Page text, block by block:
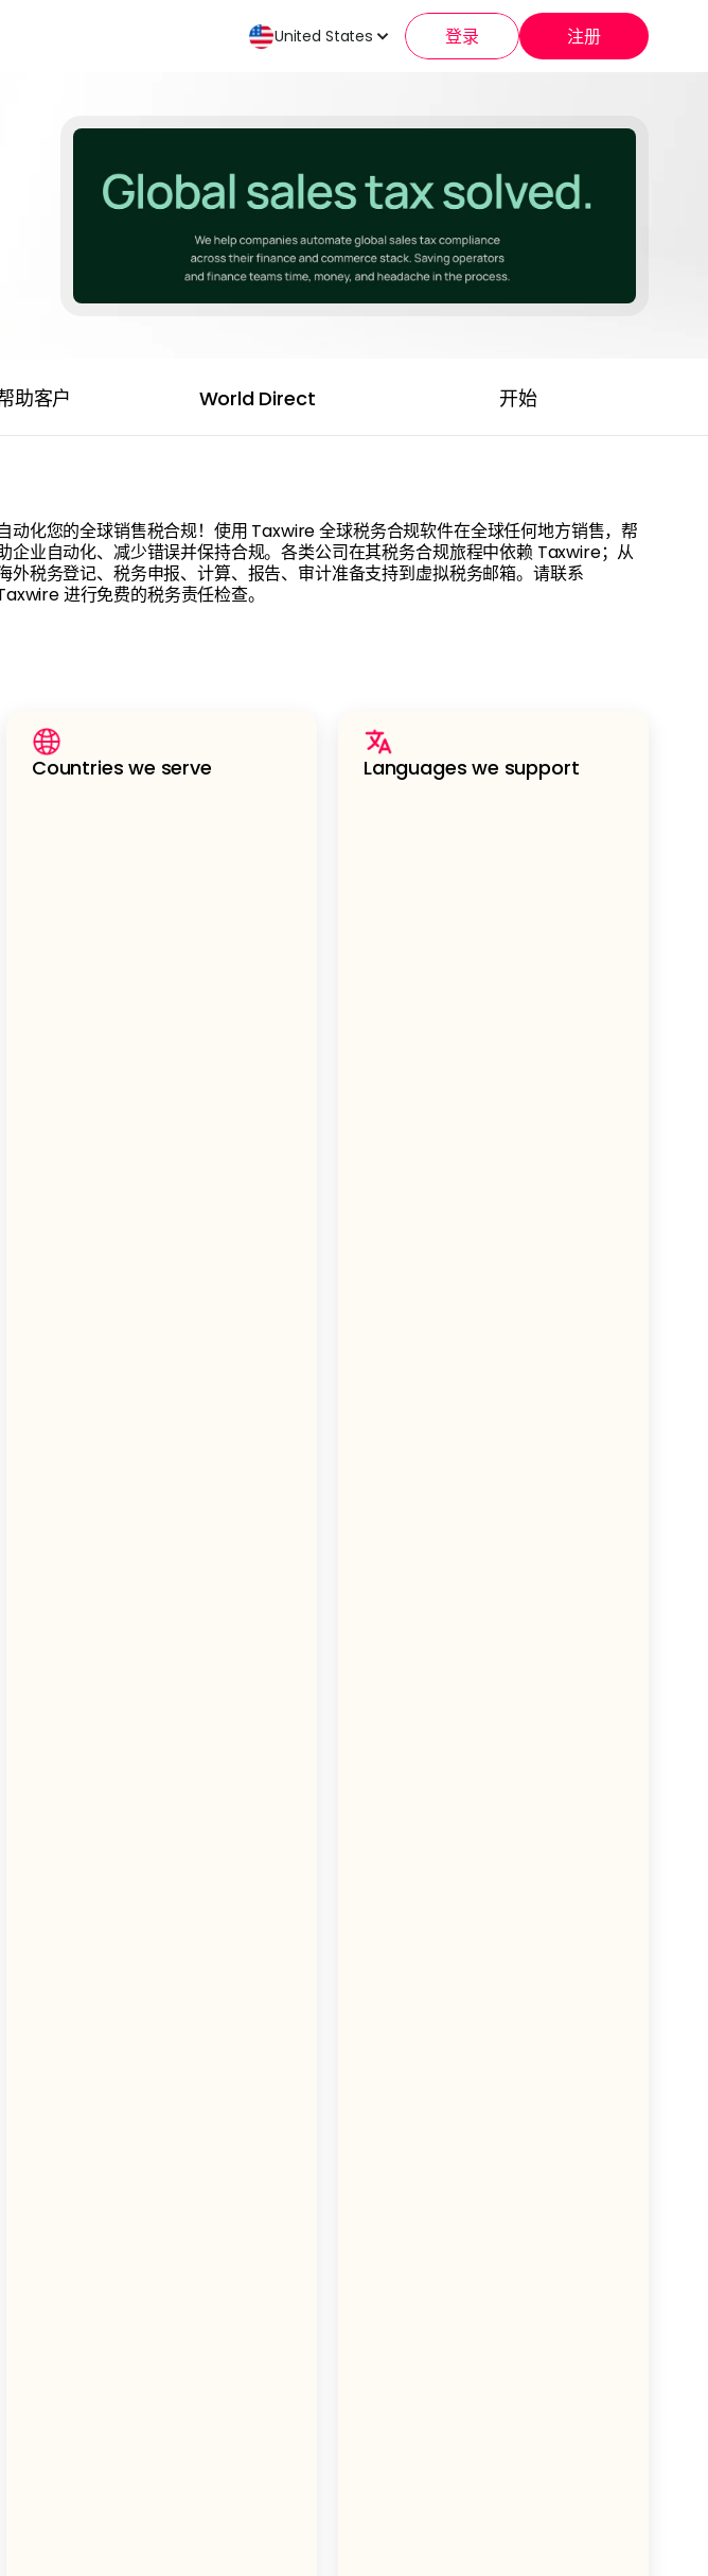
United States 登录 注册
助客户 World Direct 开始
动化您的全球销售税合规！使用 Taxwire 全球税务合规软件在全球任何地方销售，帮
企业自动化、减少错误并保持合规。各类公司在其税务合规旅程中依赖 Taxwire；从
外税务登记、税务申报、计算、报告、审计准备支持到虚拟税务邮箱。请联系
进行免费的税务责任检查。
Countries we serve Languages we support